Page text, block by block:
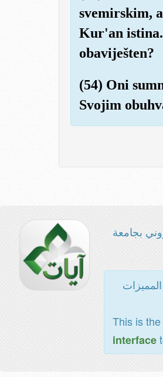
svemirskim,
Kur'an
obaviješten?
(54) Oni
Svojim
بجامعة
This is
interface